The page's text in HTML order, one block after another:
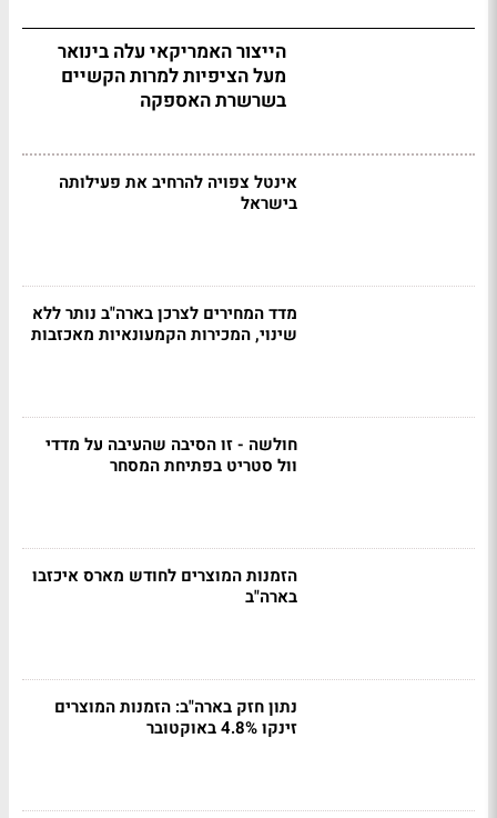
הייצור האמריקאי עלה בינואר
מעל הציפיות למרות הקשיים
בשרשרת האספקה
אינטל צפויה להרחיב את פעילותה
בישראל
מדד המחירים לצרכן בארה"ב נותר ללא
שינוי, המכירות הקמעונאיות מאכזבות
חולשה - זו הסיבה שהעיבה על מדדי
וול סטריט בפתיחת המסחר
הזמנות המוצרים לחודש מארס איכזבו
בארה"ב
נתון חזק בארה"ב: הזמנות המוצרים
זינקו 4.8% באוקטובר